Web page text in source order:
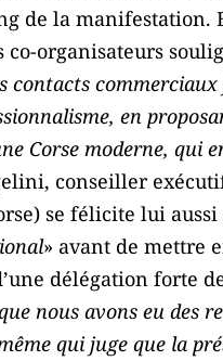
de la manifestation.
organisateurs
contacts
en
Corse moderne, qui
conseiller
se félicite lui
» avant de mettre
délégation forte
nous avons eu des
qui juge que la